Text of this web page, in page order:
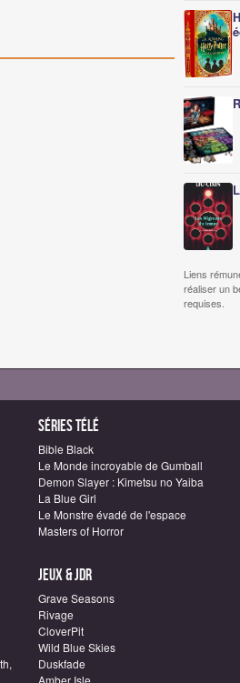
Liens
réaliser un
requises.
Séries télé
Bible Black
Le Monde incroyable de Gumball
Demon Slayer : Kimetsu no Yaiba
La Blue Girl
Le Monstre évadé de l'espace
Masters of Horror
Jeux & JDR
Grave Seasons
Rivage
CloverPit
Wild Blue Skies
Duskfade
Amber Isle